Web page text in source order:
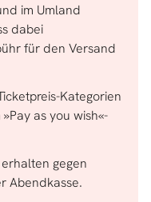
im Umland
dabei
für den Versand
Kategorien
as you wish«-
gegen
Abendkasse.